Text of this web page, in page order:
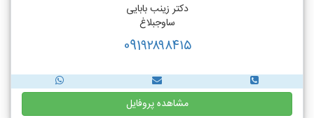
دکتر زینب بابایی
ساوجبلاغ
091۹۲۸۹۸۴۱۵
مشاهده پروفایل